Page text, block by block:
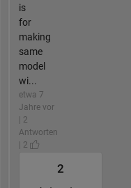
is
for
making
same
model
wi...
etwa 7
Jahre vor
| 2
Antworten
| 2
2